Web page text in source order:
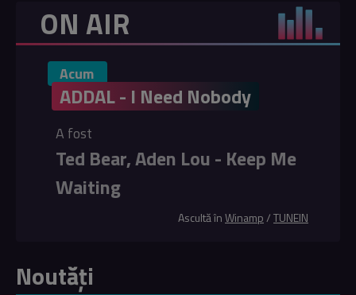
ON AIR
Acum
ADDAL - I Need Nobody
A fost
Ted Bear, Aden Lou - Keep Me
Waiting
Ascultă înWinamp/TUNEIN
Noutăți